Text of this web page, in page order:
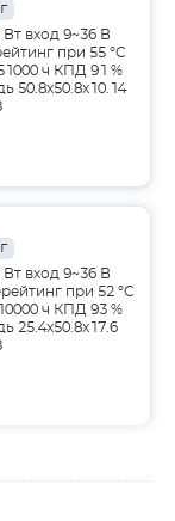
вход 9~36 В
при 55 °С
ч КПД 91 %
50.8x50.8x10.14
вход 9~36 В
при 52 °С
ч КПД 93 %
25.4x50.8x17.6